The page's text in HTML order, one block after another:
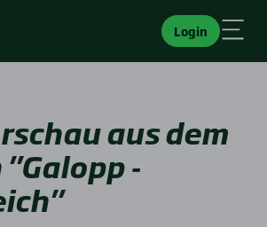
Login
aus dem
-